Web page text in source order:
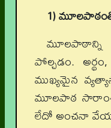
1)
పోల్చడం.
ముఖ్యమైన
మూలపాఠ
లేదో అంచనా